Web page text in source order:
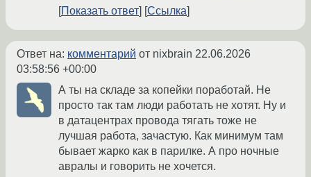
Показать ответ Ссылка
Ответ на: комментарий от nixbrain 22.06.2026
03:58:56 +00:00
А ты на складе за копейки поработай. Не
просто так там люди работать не хотят. Ну и
в датацентрах провода тягать тоже не
лучшая работа, зачастую. Как минимум там
бывает жарко как в парилке. А про ночные
авралы и говорить не хочется.